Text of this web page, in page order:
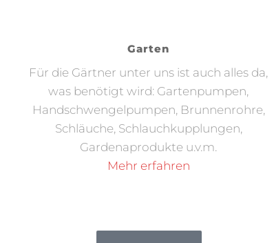
Garten
Für die Gärtner unter uns ist auch alles da,
was benötigt wird: Gartenpumpen,
Handschwengelpumpen, Brunnenrohre,
Schläuche, Schlauchkupplungen,
Gardenaprodukte u.v.m.
Mehr erfahren